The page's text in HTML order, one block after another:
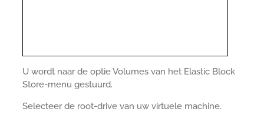
U wordt naar de optie Volumes van het Elastic Block
Store-menu gestuurd.
Selecteer de root-drive van uw virtuele machine.